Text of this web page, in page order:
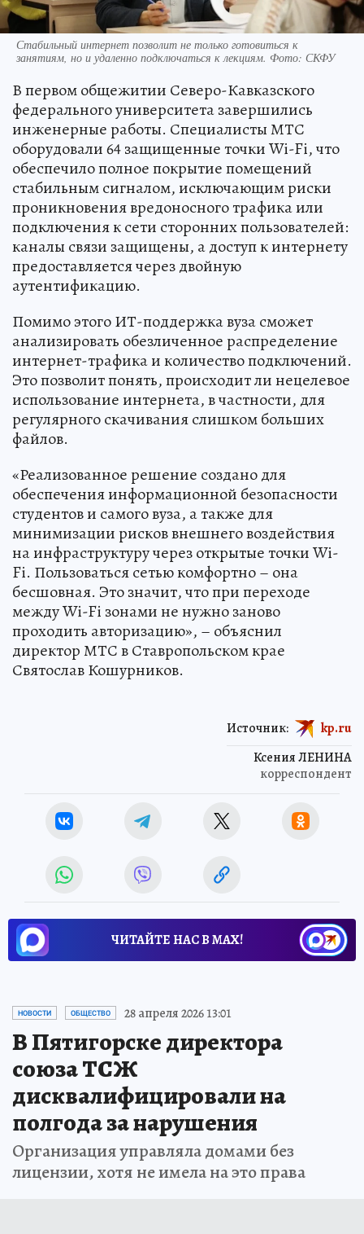
Стабильный интернет позволит не только готовиться к
занятиям, но и удаленно подключаться к лекциям. Фото: СКФУ
В первом общежитии Северо-Кавказского
федерального университета завершились
инженерные работы. Специалисты МТС
оборудовали 64 защищенные точки Wi-Fi, что
обеспечило полное покрытие помещений
стабильным сигналом, исключающим риски
проникновения вредоносного трафика или
подключения к сети сторонних пользователей:
каналы связи защищены, а доступ к интернету
предоставляется через двойную
аутентификацию.
Помимо этого ИТ-поддержка вуза сможет
анализировать обезличенное распределение
интернет-трафика и количество подключений.
Это позволит понять, происходит ли нецелевое
использование интернета, в частности, для
регулярного скачивания слишком больших
файлов.
«Реализованное решение создано для
обеспечения информационной безопасности
студентов и самого вуза, а также для
минимизации рисков внешнего воздействия
на инфраструктуру через открытые точки Wi-
Fi. Пользоваться сетью комфортно – она
бесшовная. Это значит, что при переходе
между Wi-Fi зонами не нужно заново
проходить авторизацию», – объяснил
директор МТС в Ставропольском крае
Святослав Кошурников.
Ксения ЛЕНИНА
корреспондент
Источник: kp.ru
ЧИТАЙТЕ НАС В МАХ!
НОВОСТИ ОБЩЕСТВО 28 апреля 2026 13:01
В Пятигорске директора
союза ТСЖ
дисквалифицировали на
полгода за нарушения
Организация управляла домами без
лицензии, хотя не имела на это права